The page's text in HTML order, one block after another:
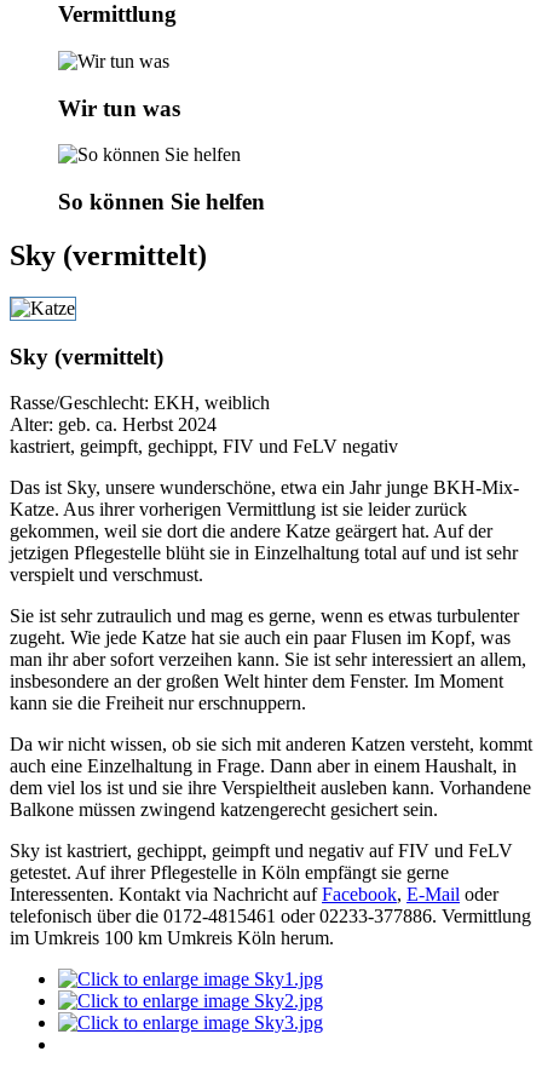
Vermittlung
Wir tun was
So können Sie helfen
Sky (vermittelt)
Sky (vermittelt)
Rasse/Geschlecht: EKH, weiblich
Alter: geb. ca. Herbst 2024
kastriert, geimpft, gechippt, FIV und FeLV negativ
Das ist Sky, unsere wunderschöne, etwa ein Jahr junge BKH-Mix-
Katze. Aus ihrer vorherigen Vermittlung ist sie leider zurück
gekommen, weil sie dort die andere Katze geärgert hat. Auf der
jetzigen Pflegestelle blüht sie in Einzelhaltung total auf und ist sehr
verspielt und verschmust.
Sie ist sehr zutraulich und mag es gerne, wenn es etwas turbulenter
zugeht. Wie jede Katze hat sie auch ein paar Flusen im Kopf, was
man ihr aber sofort verzeihen kann. Sie ist sehr interessiert an allem,
insbesondere an der großen Welt hinter dem Fenster. Im Moment
kann sie die Freiheit nur erschnuppern.
Da wir nicht wissen, ob sie sich mit anderen Katzen versteht, kommt
auch eine Einzelhaltung in Frage. Dann aber in einem Haushalt, in
dem viel los ist und sie ihre Verspieltheit ausleben kann. Vorhandene
Balkone müssen zwingend katzengerecht gesichert sein.
Sky ist kastriert, gechippt, geimpft und negativ auf FIV und FeLV
getestet. Auf ihrer Pflegestelle in Köln empfängt sie gerne
Interessenten. Kontakt via Nachricht aufFacebook, E-Mail oder
telefonisch über die 0172-4815461 oder 02233-377886. Vermittlung
im Umkreis 100 km Umkreis Köln herum.